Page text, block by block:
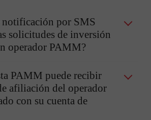
notificación por SMS
solicitudes de inversión
operador PAMM?
PAMM puede recibir
afiliación del operador
con su cuenta de